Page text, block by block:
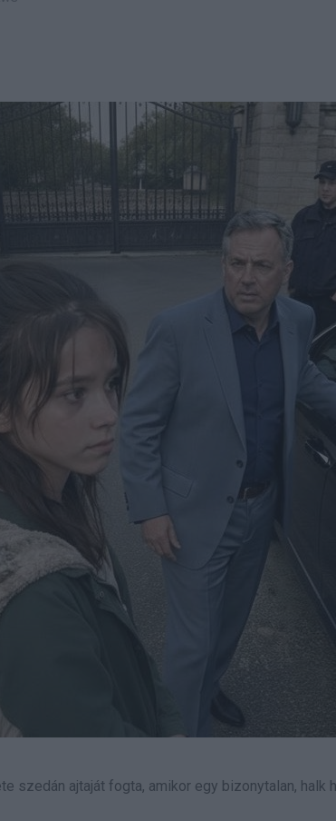
szedán ajtaját fogta, amikor egy bizonytalan, halk